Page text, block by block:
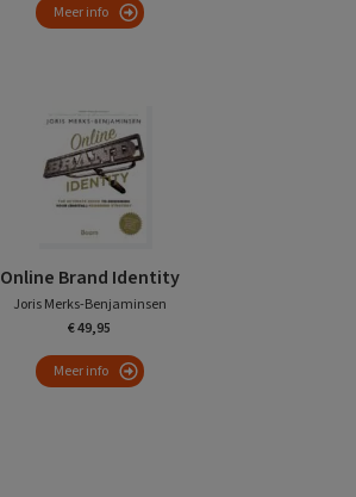
Meer info
Online Brand Identity
Joris Merks-Benjaminsen
€ 49,95
Meer info